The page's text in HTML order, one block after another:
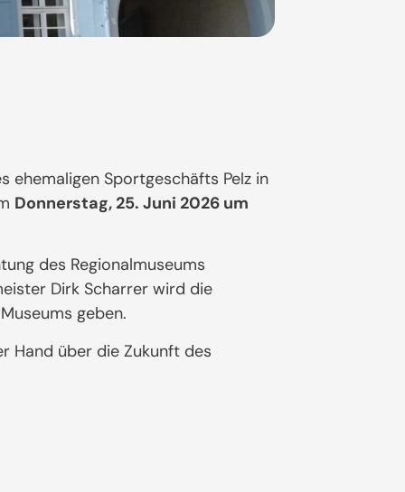
ehemaligen Sportgeschäfts Pelz in
Donnerstag, 25. Juni 2026 um
des Regionalmuseums
Dirk Scharrer wird die
geben.
Hand über die Zukunft des